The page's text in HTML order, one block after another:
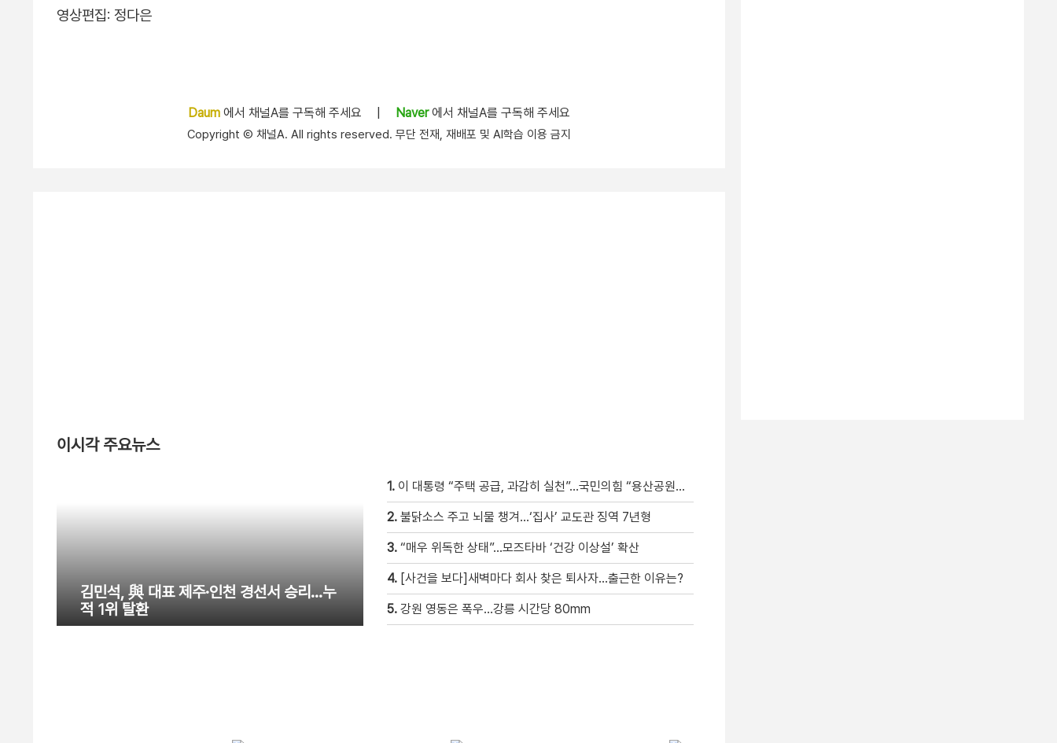
영상편집: 정다은
Daum 에서 채널A를 구독해 주세요 Naver에서 채널A를 구독해 주세요
Copyright Ⓒ 채널A. All rights reserved. 무단 전재, 재배포 및 AI학습 이용 금지
이시각 주요뉴스
김민석, 與 대표 제주·인천 경선서 승리…누
적 1위 탈환
1. 이 대통령 “주택 공급, 과감히 실천”…국민의힘 “용산공원은 안 돼”
2. 불닭소스 주고 뇌물 챙겨…‘집사’ 교도관 징역 7년형
3. “매우 위독한 상태”…모즈타바 ‘건강 이상설’ 확산
4. [사건을 보다]새벽마다 회사 찾은 퇴사자…출근한 이유는?
5. 강원 영동은 폭우…강릉 시간당 80mm